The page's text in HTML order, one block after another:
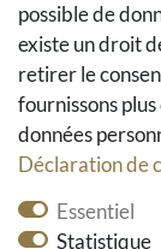
Facebook
Instagram
Pinterest
Youtube
Houzz
possible de
existe un droit
retirer le
fournissons
données
Déclaration de
Essentiel
Statistique